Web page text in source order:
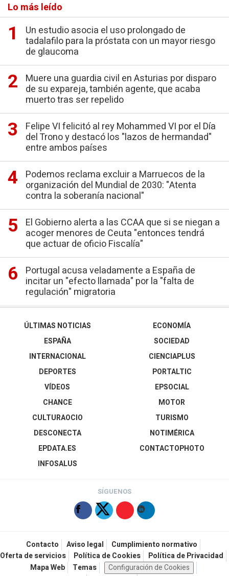
Lo más leído
Un estudio asocia el uso prolongado de
tadalafilo para la próstata con un mayor riesgo
de glaucoma
Muere una guardia civil en Asturias por disparo
de su expareja, también agente, que acaba
muerto tras ser repelido
Felipe VI felicitó al rey Mohammed VI por el Día
del Trono y destacó los "lazos de hermandad"
entre ambos países
Podemos reclama excluir a Marruecos de la
organización del Mundial de 2030: "Atenta
contra la soberanía nacional"
El Gobierno alerta a las CCAA que si se niegan a
acoger menores de Ceuta "entonces tendrá
que actuar de oficio Fiscalía"
Portugal acusa veladamente a España de
incitar un "efecto llamada" por la "falta de
regulación" migratoria
ÚLTIMAS NOTICIAS
ESPAÑA
INTERNACIONAL
DEPORTES
VÍDEOS
ECONOMÍA
SOCIEDAD
CIENCIAPLUS
PORTALTIC
EPSOCIAL
CHANCE
CULTURAOCIO
DESCONECTA
EPDATA.ES
INFOSALUS
MOTOR
TURISMO
NOTIMÉRICA
CONTACTOPHOTO
SÍGUENOS
Contacto Aviso legal
Cumplimiento normativo
Oferta de servicios
Política de Cookies
Política de Privacidad
Mapa Web
Temas
Configuración de Cookies